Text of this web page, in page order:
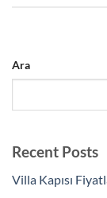
Ara
Recent Posts
Villa Kapısı